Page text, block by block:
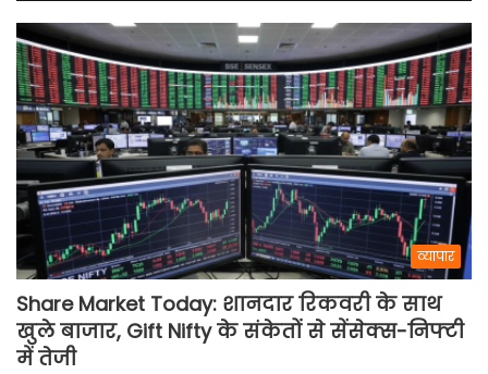
व्यापार
Share Market Today: शानदार रिकवरी के साथ
खुले बाजार, Gift Nifty के संकेतों से सेंसेक्स-निफ्टी
में तेजी